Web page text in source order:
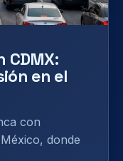
CDMX:
en el
con
donde